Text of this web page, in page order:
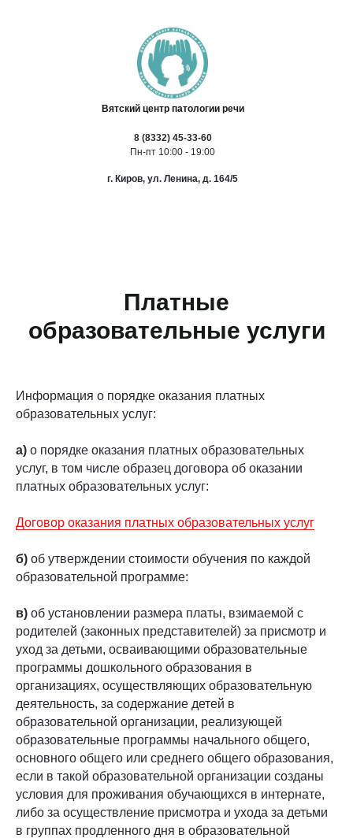
Вятский центр патологии речи
8 (8332) 45-33-60
Пн-пт 10:00 - 19:00
г. Киров, ул. Ленина, д. 164/5
Платные
образовательные услуги
Информация о порядке оказания платных
образовательных услуг:
а) о порядке оказания платных образовательных
услуг, в том числе образец договора об оказании
платных образовательных услуг:
Договор оказания платных образовательных услуг
б) об утверждении стоимости обучения по каждой
образовательной программе:
в) об установлении размера платы, взимаемой с
родителей (законных представителей) за присмотр и
уход за детьми, осваивающими образовательные
программы дошкольного образования в
организациях, осуществляющих образовательную
деятельность, за содержание детей в
образовательной организации, реализующей
образовательные программы начального общего,
основного общего или среднего общего образования,
если в такой образовательной организации созданы
условия для проживания обучающихся в интернате,
либо за осуществление присмотра и ухода за детьми
в группах продленного дня в образовательной